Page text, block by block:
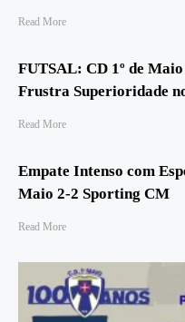
Read More
FUTSAL: CD 1º de
Frustra Superioridade
Read More
Empate Intenso com
Maio 2-2 Sporting CM
Read More